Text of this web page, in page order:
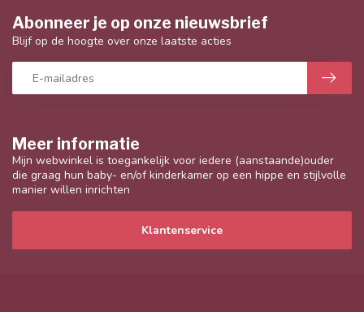
Meer informatie
Mijn webwinkel is toegankelijk voor iedere (aanstaande)ouder
die graag hun baby- en/of kinderkamer op een hippe en stijlvolle
manier willen inrichten
Klantenservice
Abonneer je op onze nieuwsbrief
Blijf op de hoogte over onze laatste acties